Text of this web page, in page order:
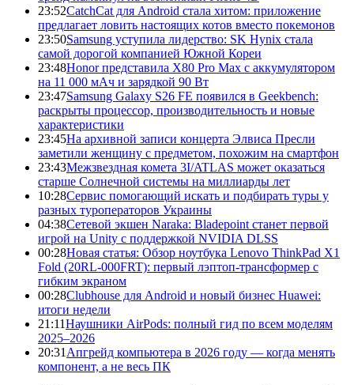
23:52CatchCat для Android стала хитом: приложение
предлагает ловить настоящих котов вместо покемонов
23:50Samsung уступила лидерство: SK Hynix стала
самой дорогой компанией Южной Кореи
23:48Honor представила X80 Pro Max с аккумулятором
на 11 000 мАч и зарядкой 90 Вт
23:47Samsung Galaxy S26 FE появился в Geekbench:
раскрыты процессор, производительность и новые
характеристики
23:45На архивной записи концерта Элвиса Пресли
заметили женщину с предметом, похожим на смартфон
23:43Межзвездная комета 3I/ATLAS может оказаться
старше Солнечной системы на миллиарды лет
10:28Сервис помогающий искать и подбирать туры у
разных туроператоров Украины
04:38Сетевой экшен Naraka: Bladepoint станет первой
игрой на Unity с поддержкой NVIDIA DLSS
00:28Новая статья: Обзор ноутбука Lenovo ThinkPad X1
Fold (20RL-000FRT): первый лэптоп-трансформер с
гибким экраном
00:28Clubhouse для Android и новый бизнес Huawei:
итоги недели
21:11Наушники AirPods: полный гид по всем моделям
2025–2026
20:31 Апгрейд компьютера в 2026 году — когда менять
компонент, а не весь ПК